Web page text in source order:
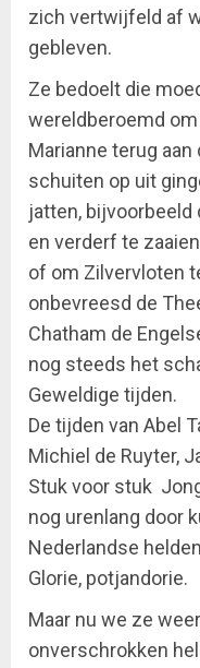
zich vertwijfeld af
gebleven.
Ze bedoelt die
wereldberoemd
Marianne terug
schuiten op uit
jatten, bijvoorbeeld
en verderf te
of om Zilvervloten
onbevreesd de
Chatham de
nog steeds het
Geweldige tijden.
De tijden van Abel
Michiel de Ruyter,
Stuk voor stuk
nog urenlang door
Nederlandse
Glorie, potjandorie.
Maar nu we ze
onverschrokken